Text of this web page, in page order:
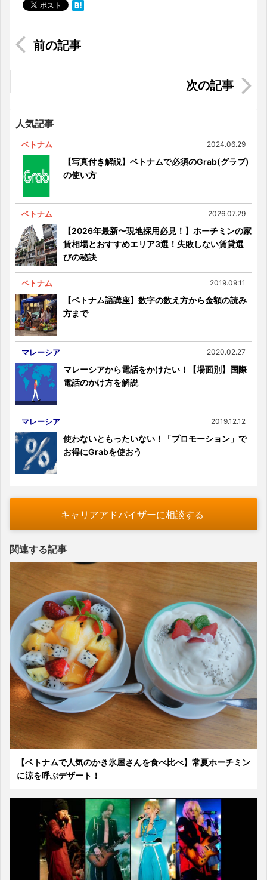
視覚遮断の新感覚ディナー！ホーチミンの暗闇レ
シンガポールの植物園「ガーデンズ・バイ・ザ・
人気記事
ベトナム 2024.06.29
【写真付き解説】ベトナムで必須のGrab(グラブ)
の使い方
ベトナム 2026.07.29
【2026年最新〜現地採用必見！】ホーチミンの家
賃相場とおすすめエリア3選！失敗しない賃貸選
びの秘訣
ベトナム 2019.09.11
【ベトナム語講座】数字の数え方から金額の読み
方まで
マレーシア 2020.02.27
マレーシアから電話をかけたい！【場面別】国際
電話のかけ方を解説
マレーシア 2019.12.12
使わないともったいない！「プロモーション」で
お得にGrabを使おう
キャリアアドバイザーに相談する
関連する記事
【ベトナムで人気のかき氷屋さんを食べ比べ】常夏ホーチミン
に涼を呼ぶデザート！